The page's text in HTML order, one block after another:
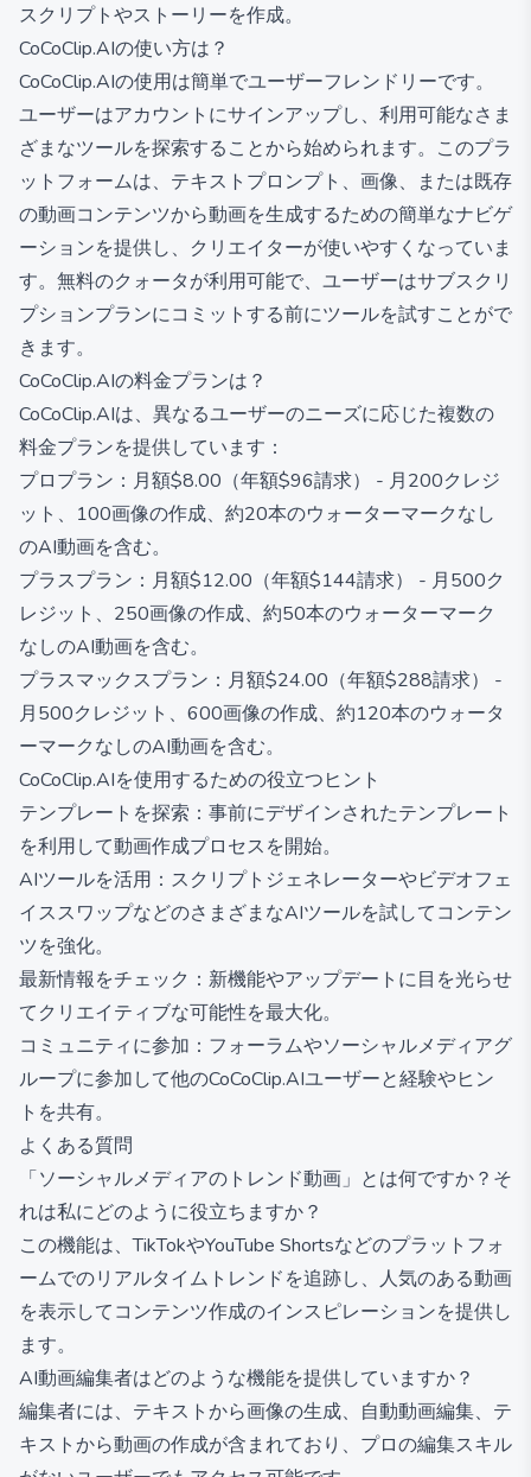
スクリプトやストーリーを作成。
CoCoClip.AIの使い方は？
CoCoClip.AIの使用は簡単でユーザーフレンドリーです。
ユーザーはアカウントにサインアップし、利用可能なさま
ざまなツールを探索することから始められます。このプラ
ットフォームは、テキストプロンプト、画像、または既存
の動画コンテンツから動画を生成するための簡単なナビゲ
ーションを提供し、クリエイターが使いやすくなっていま
す。無料のクォータが利用可能で、ユーザーはサブスクリ
プションプランにコミットする前にツールを試すことがで
きます。
CoCoClip.AIの料金プランは？
CoCoClip.AIは、異なるユーザーのニーズに応じた複数の
料金プランを提供しています：
プロプラン：月額$8.00（年額$96請求） - 月200クレジ
ット、100画像の作成、約20本のウォーターマークなし
のAI動画を含む。
プラスプラン：月額$12.00（年額$144請求） - 月500ク
レジット、250画像の作成、約50本のウォーターマーク
なしのAI動画を含む。
プラスマックスプラン：月額$24.00（年額$288請求） -
月500クレジット、600画像の作成、約120本のウォータ
ーマークなしのAI動画を含む。
CoCoClip.AIを使用するための役立つヒント
テンプレートを探索：事前にデザインされたテンプレート
を利用して動画作成プロセスを開始。
AIツールを活用：スクリプトジェネレーターやビデオフェ
イススワップなどのさまざまなAIツールを試してコンテン
ツを強化。
最新情報をチェック：新機能やアップデートに目を光らせ
てクリエイティブな可能性を最大化。
コミュニティに参加：フォーラムやソーシャルメディアグ
ループに参加して他のCoCoClip.AIユーザーと経験やヒン
トを共有。
よくある質問
「ソーシャルメディアのトレンド動画」とは何ですか？そ
れは私にどのように役立ちますか？
この機能は、TikTokやYouTube Shortsなどのプラットフォ
ームでのリアルタイムトレンドを追跡し、人気のある動画
を表示してコンテンツ作成のインスピレーションを提供し
ます。
AI動画編集者はどのような機能を提供していますか？
編集者には、テキストから画像の生成、自動動画編集、テ
キストから動画の作成が含まれており、プロの編集スキル